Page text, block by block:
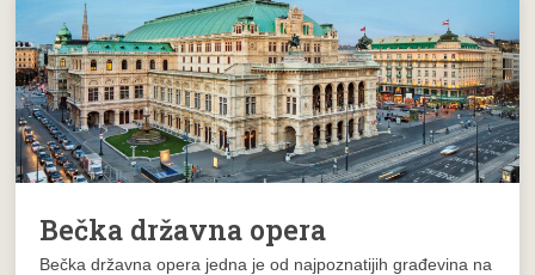
Bečka državna opera
Bečka državna opera jedna je od najpoznatijih građevina na